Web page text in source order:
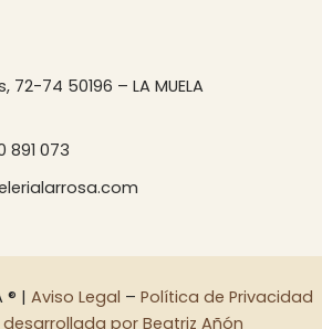
72-74 50196 – LA MUELA
891 073
® | Aviso Legal – Política de Privacidad
por Beatriz Añón